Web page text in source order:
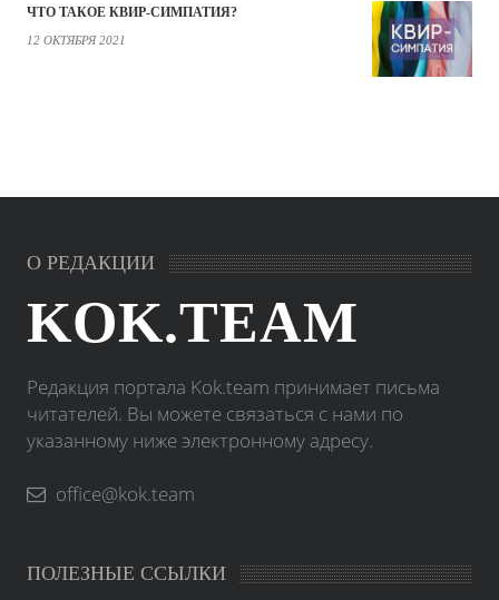
ЧТО ТАКОЕ КВИР-СИМПАТИЯ?
12 ОКТЯБРЯ 2021
О РЕДАКЦИИ
KOK.TEAM
Редакция портала Kok.team принимает письма
читателей. Вы можете связаться с нами по
указанному ниже электронному адресу.
office@kok.team
ПОЛЕЗНЫЕ ССЫЛКИ